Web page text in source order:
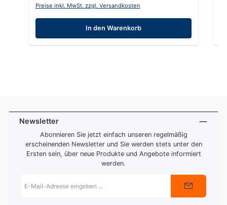
Preise inkl. MwSt. zzgl. Versandkosten
In den Warenkorb
Newsletter
Abonnieren Sie jetzt einfach unseren regelmäßig
erscheinenden Newsletter und Sie werden stets unter den
Ersten sein, über neue Produkte und Angebote informiert
werden.
Mail-